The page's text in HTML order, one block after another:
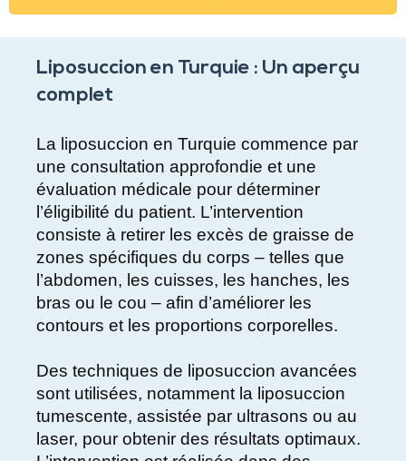
Liposuccion en Turquie : Un aperçu
complet
La liposuccion en Turquie commence par
une consultation approfondie et une
évaluation médicale pour déterminer
l’éligibilité du patient. L’intervention
consiste à retirer les excès de graisse de
zones spécifiques du corps – telles que
l’abdomen, les cuisses, les hanches, les
bras ou le cou – afin d’améliorer les
contours et les proportions corporelles.
Des techniques de liposuccion avancées
sont utilisées, notamment la liposuccion
tumescente, assistée par ultrasons ou au
laser, pour obtenir des résultats optimaux.